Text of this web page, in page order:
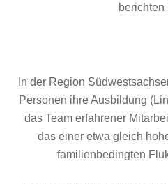
berichten
In der Region
Personen ihre Ausbildung
das Team erfahrener
das einer etwa gleich
familienbedingten